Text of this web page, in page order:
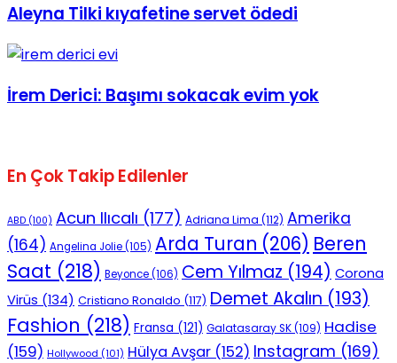
Aleyna Tilki kıyafetine servet ödedi
İrem Derici: Başımı sokacak evim yok
En Çok Takip Edilenler
ABD (100) Acun Ilıcalı (177) Adriana Lima (112) Amerika
(164) Angelina Jolie(105) Arda Turan (206) Beren
Saat (218) Beyonce(106) Cem Yılmaz (194) Corona
Virüs (134) Cristiano Ronaldo (117) Demet Akalın (193)
Fashion (218) Fransa (121) Galatasaray SK(109) Hadise
(159) Hollywood (101) Hülya Avşar (152) Instagram (169)